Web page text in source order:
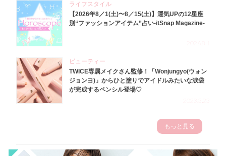
ライフスタイル
【2026年8／1(土)〜8／15(土)】運気UPの12星座
別“ファッションアイテム”占い-itSnap Magazine-
ビューティー
TWICE専属メイクさん監修！「Wonjungyo(ウォン
ジョンヨ)」からひと塗りでアイドルみたいな涙袋
が完成するペンシル登場♡
もっと見る